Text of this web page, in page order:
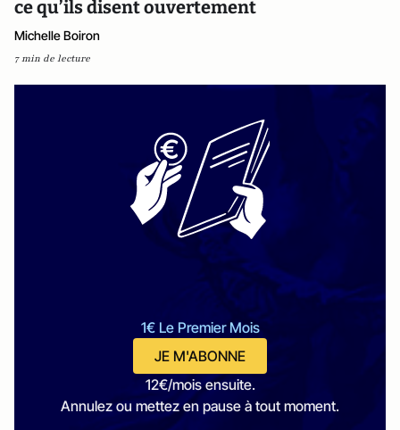
ce qu’ils disent ouvertement
Michelle Boiron
7 min de lecture
1€ Le Premier Mois
JE M'ABONNE
12€/mois ensuite.
Annulez ou mettez en pause à tout moment.